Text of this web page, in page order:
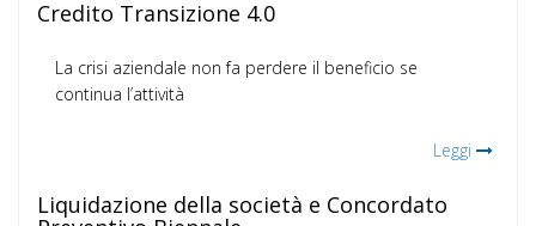
Credito Transizione 4.0
La crisi aziendale non fa perdere il beneficio se
continua l’attività
Leggi
Liquidazione della società e Concordato